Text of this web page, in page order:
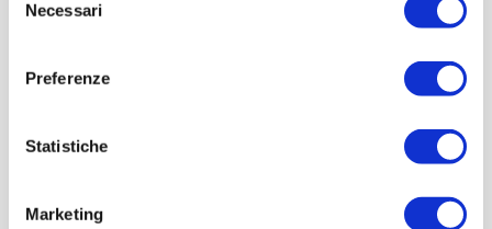
delNecessari
Preferenze
Statistiche
Marketing